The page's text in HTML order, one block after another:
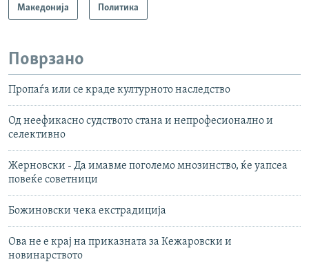
Македонија Политика
Поврзано
Пропаѓа или се краде културното наследство
Од неефикасно судството стана и непрофесионално и
селективно
Жерновски - Да имавме поголемо мнозинство, ќе уапсеа
повеќе советници
Божиновски чека екстрадиција
Ова не е крај на приказната за Кежаровски и
новинарството